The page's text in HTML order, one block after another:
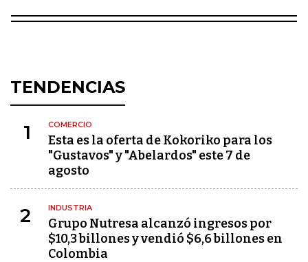
TENDENCIAS
1 COMERCIO
Esta es la oferta de Kokoriko para los
"Gustavos" y "Abelardos" este 7 de
agosto
2 INDUSTRIA
Grupo Nutresa alcanzó ingresos por
$10,3 billones y vendió $6,6 billones en
Colombia